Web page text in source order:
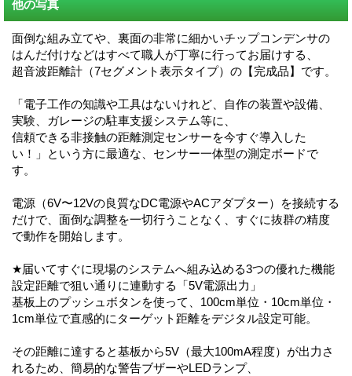
他の写真
面倒な組み立てや、裏面の非常に細かいチップコンデンサの
はんだ付けなどはすべて職人が丁寧に行ってお届けする、
超音波距離計（7セグメント表示タイプ）の【完成品】です。
「電子工作の知識や工具はないけれど、自作の装置や設備、
実験、ガレージの駐車支援システム等に、
信頼できる非接触の距離測定センサーを今すぐ導入した
い！」という方に最適な、センサー一体型の測定ボードで
す。
電源（6V〜12Vの良質なDC電源やACアダプター）を接続する
だけで、面倒な調整を一切行うことなく、すぐに抜群の精度
で動作を開始します。
★届いてすぐに現場のシステムへ組み込める3つの優れた機能
設定距離で狙い通りに連動する「5V電源出力」
基板上のプッシュボタンを使って、100cm単位・10cm単位・
1cm単位で直感的にターゲット距離をデジタル設定可能。
その距離に達すると基板から5V（最大100mA程度）が出力さ
れるため、簡易的な警告ブザーやLEDランプ、